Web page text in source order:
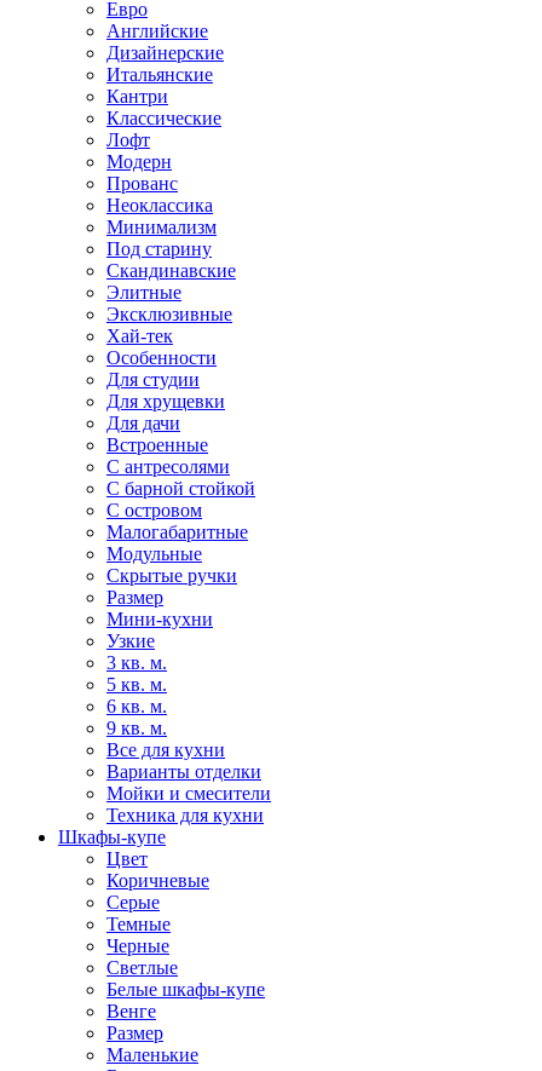
Евро
Английские
Дизайнерские
Итальянские
Кантри
Классические
Лофт
Модерн
Прованс
Неоклассика
Минимализм
Под старину
Скандинавские
Элитные
Эксклюзивные
Хай-тек
Особенности
Для студии
Для хрущевки
Для дачи
Встроенные
С антресолями
С барной стойкой
С островом
Малогабаритные
Модульные
Скрытые ручки
Размер
Мини-кухни
Узкие
3 кв. м.
5 кв. м.
6 кв. м.
9 кв. м.
Все для кухни
Варианты отделки
Мойки и смесители
Техника для кухни
Шкафы-купе
Цвет
Коричневые
Серые
Темные
Черные
Светлые
Белые шкафы-купе
Венге
Размер
Маленькие